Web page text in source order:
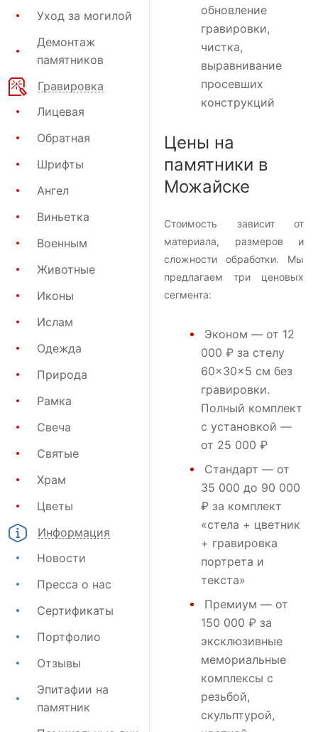
Уход за могилой
Демонтаж
памятников
Гравировка
Лицевая
Обратная
Шрифты
Ангел
Виньетка
Военным
Животные
Иконы
Ислам
Одежда
Природа
Рамка
Свеча
Святые
Храм
Цветы
Информация
Новости
Пресса о нас
Сертификаты
Портфолио
Отзывы
Эпитафии на
памятник
обновление
гравировки,
чистка,
выравнивание
просевших
конструкций
Цены на
памятники в
Можайске
Стоимость зависит от
материала, размеров и
сложности обработки. Мы
предлагаем три ценовых
сегмента:
Эконом — от 12
000 ₽ за стелу
60×30×5 см без
гравировки.
Полный комплект
с установкой —
от 25 000 ₽
Стандарт — от
35 000 до 90 000
₽ за комплект
«стела + цветник
+ гравировка
портрета и
текста»
Премиум — от
150 000 ₽ за
эксклюзивные
мемориальные
комплексы с
резьбой,
скульптурой,